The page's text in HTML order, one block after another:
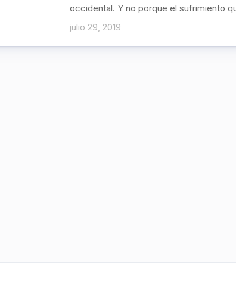
occidental. Y no porque el sufrimiento
julio 29, 2019